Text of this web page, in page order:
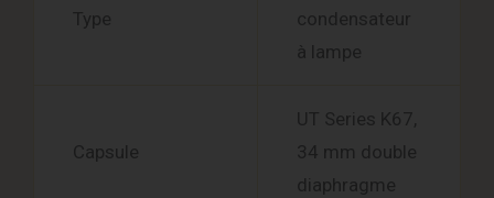
Type
condensateur
à lampe
Capsule
UT Series K67,
34 mm double
diaphragme